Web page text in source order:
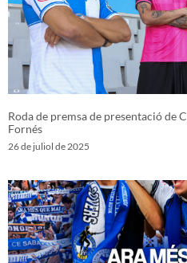
Roda de premsa de presentació de
Fornés
26 de juliol de 2025